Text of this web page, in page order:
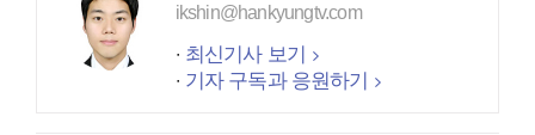
ikshin@hankyungtv.com
최신기사 보기
기자 구독과 응원하기